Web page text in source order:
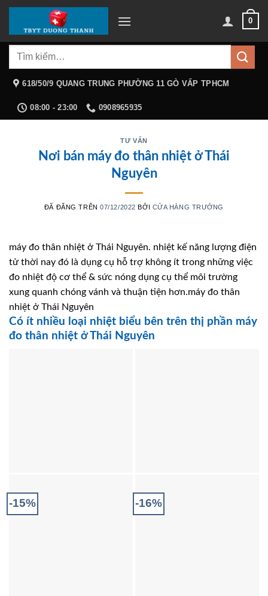
Chuyển
nội
dung
0
Tìm
618/50/9 QUANG TRUNG PHƯỜNG 11 GÒ VẤP TPHCM
08:00 - 23:00 0908965935
TƯ VẤN
Nơi bán máy đo thân nhiệt ở Thái
Nguyên
ĐÃ ĐĂNG TRÊN07/12/2022 BỞI CỬA HÀNG TRƯỞNG
máy đo thân nhiệt ở Thái Nguyên. nhiệt kế năng lượng điện
tử thời nay đó là dụng cụ hỗ trợ không ít trong những việc
đo nhiệt độ cơ thể & sức nóng dụng cụ thể môi trường
xung quanh chóng vánh và thuận tiện hơn.máy đo thân
nhiệt ở Thái Nguyên
Có ít nhiều loại nhiệt biểu bên trên thị phần máy
đo thân nhiệt ở Thái Nguyên
-15% -16%